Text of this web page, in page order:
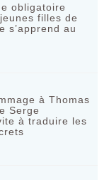
obligatoire
filles de
s’apprend au
à Thomas
Serge
à traduire les